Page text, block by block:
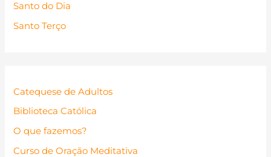
Santo do Dia
Santo Terço
Catequese de Adultos
Biblioteca Católica
O que fazemos?
Curso de Oração Meditativa